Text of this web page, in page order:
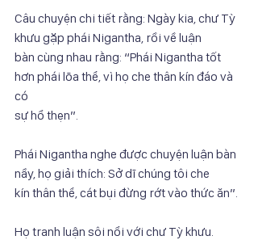
Câu chuyện chi tiết rằng: Ngày kia, chư Tỳ
khưu gặp phái Nigantha, rồi về luận
bàn cùng nhau rằng: “Phái Nigantha tốt
hơn phái lõa thể, vì họ che thân kín đáo và
có
sự hổ thẹn”.
Phái Nigantha nghe được chuyện luận bàn
nầy, họ giải thích: Sở dĩ chúng tôi che
kín thân thể, cát bụi đừng rớt vào thức ăn”.
Họ tranh luận sôi nổi với chư Tỳ khưu.